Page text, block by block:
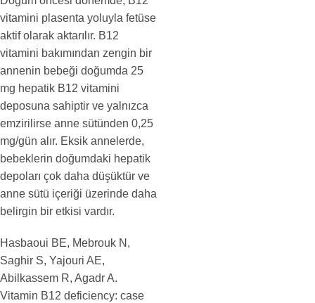
vitamini plasenta yoluyla fetüse
aktif olarak aktarılır. B12
vitamini bakımından zengin bir
annenin bebeği doğumda 25
mg hepatik B12 vitamini
deposuna sahiptir ve yalnızca
emzirilirse anne sütünden 0,25
mg/gün alır. Eksik annelerde,
bebeklerin doğumdaki hepatik
depoları çok daha düşüktür ve
anne sütü içeriği üzerinde daha
belirgin bir etkisi vardır.
Hasbaoui BE, Mebrouk N,
Saghir S, Yajouri AE,
Abilkassem R, Agadr A.
Vitamin B12 deficiency: case